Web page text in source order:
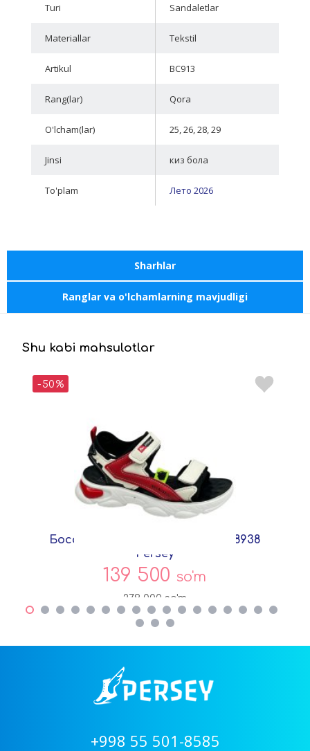
Turi Sandaletlar
Materiallar Tekstil
Artikul BC913
Rang(lar) Qora
O'lcham(lar) 25, 26, 28, 29
Jinsi киз бола
To'plam Лето 2026
Sharhlar
Ranglar va o'lchamlarning mavjudligi
Shu kabi mahsulotlar
-50%
Босоножки Черный Текстиль D8938
Persey
139 500 so'm
279 000 so'm
+998 55 501-8585